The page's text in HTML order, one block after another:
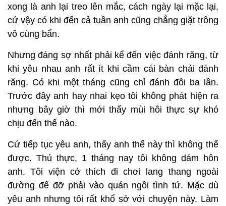
xong là anh lại treo lên mắc, cách ngày lại mặc lại,
cứ vậy có khi đến cả tuần anh cũng chẳng giặt trông
vô cùng bẩn.
Nhưng đáng sợ nhất phải kể đến việc đánh răng, từ
khi yêu nhau anh rất ít khi cầm cái bàn chải đánh
răng. Có khi một tháng cũng chỉ đánh đôi ba lần.
Trước đây anh hay nhai kẹo tôi không phát hiện ra
nhưng bây giờ thì mới thấy mùi hôi thực sự khó
chịu đến thế nào.
Cứ tiếp tục yêu anh, thấy anh thế này thì không thể
được. Thú thực, 1 tháng nay tôi không dám hôn
anh. Tôi viện cớ thích đi chơi lang thang ngoài
đường để đỡ phải vào quán ngồi tình tứ. Mặc dù
yêu anh nhưng tôi rất khổ sở với chuyện này. Làm